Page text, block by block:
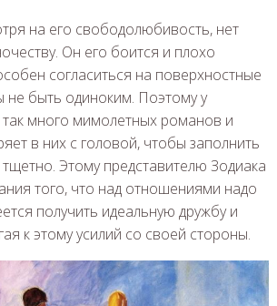
на его свободолюбивость, нет
Он его боится и плохо
согласиться на поверхностные
быть одиноким. Поэтому у
много мимолетных романов и
в них с головой, чтобы заполнить
Этому представителю Зодиака
того, что над отношениями надо
получить идеальную дружбу и
к этому усилий со своей стороны.